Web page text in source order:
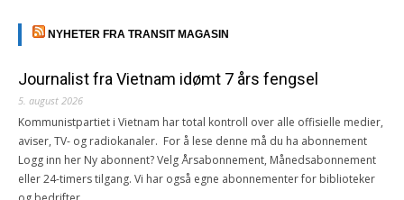
NYHETER FRA TRANSIT MAGASIN
Journalist fra Vietnam idømt 7 års fengsel
5. august 2026
Kommunistpartiet i Vietnam har total kontroll over alle offisielle medier,
aviser, TV- og radiokanaler. For å lese denne må du ha abonnement
Logg inn her Ny abonnent? Velg Årsabonnement, Månedsabonnement
eller 24-timers tilgang. Vi har også egne abonnementer for biblioteker